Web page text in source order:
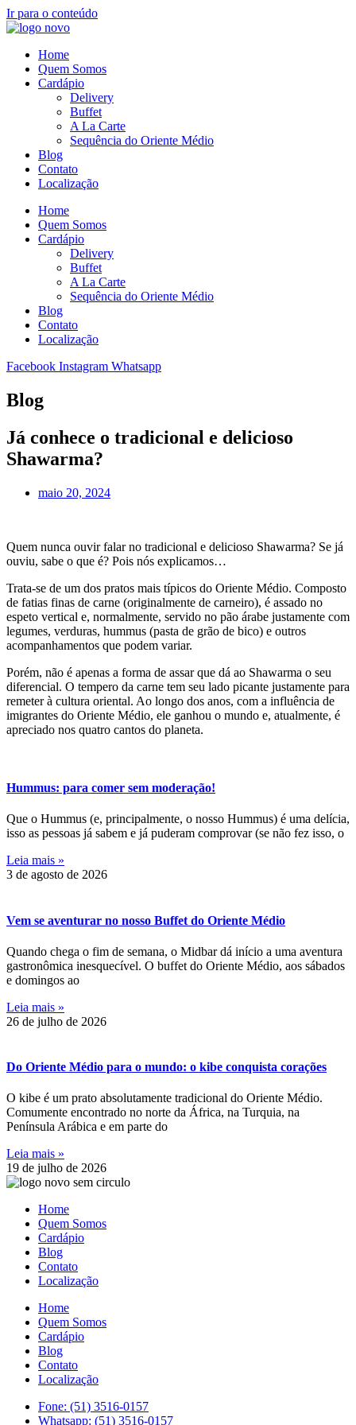
Ir para o conteúdo
Home
Quem Somos
Cardápio
Delivery
Buffet
A La Carte
Sequência do Oriente Médio
Blog
Contato
Localização
Home
Quem Somos
Cardápio
Delivery
Buffet
A La Carte
Sequência do Oriente Médio
Blog
Contato
Localização
Facebook Instagram Whatsapp
Blog
Já conhece o tradicional e delicioso
Shawarma?
maio 20, 2024
Quem nunca ouvir falar no tradicional e delicioso Shawarma? Se já
ouviu, sabe o que é? Pois nós explicamos…
Trata-se de um dos pratos mais típicos do Oriente Médio. Composto
de fatias finas de carne (originalmente de carneiro), é assado no
espeto vertical e, normalmente, servido no pão árabe justamente com
legumes, verduras, hummus (pasta de grão de bico) e outros
acompanhamentos que podem variar.
Porém, não é apenas a forma de assar que dá ao Shawarma o seu
diferencial. O tempero da carne tem seu lado picante justamente para
remeter à cultura oriental. Ao longo dos anos, com a influência de
imigrantes do Oriente Médio, ele ganhou o mundo e, atualmente, é
apreciado nos quatro cantos do planeta.
Hummus: para comer sem moderação!
Que o Hummus (e, principalmente, o nosso Hummus) é uma delícia,
isso as pessoas já sabem e já puderam comprovar (se não fez isso, o
Leia mais »
3 de agosto de 2026
Vem se aventurar no nosso Buffet do Oriente Médio
Quando chega o fim de semana, o Midbar dá início a uma aventura
gastronômica inesquecível. O buffet do Oriente Médio, aos sábados
e domingos ao
Leia mais »
26 de julho de 2026
Do Oriente Médio para o mundo: o kibe conquista corações
O kibe é um prato absolutamente tradicional do Oriente Médio.
Comumente encontrado no norte da África, na Turquia, na
Península Arábica e em parte do
Leia mais »
19 de julho de 2026
Home
Quem Somos
Cardápio
Blog
Contato
Localização
Home
Quem Somos
Cardápio
Blog
Contato
Localização
Fone: (51) 3516-0157
Whatsapp: (51) 3516-0157